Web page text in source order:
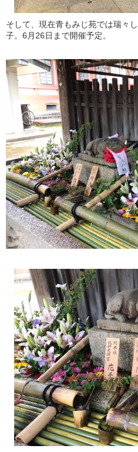
そして、現在青もみじ苑では瑞々
子。6月26日まで開催予定。